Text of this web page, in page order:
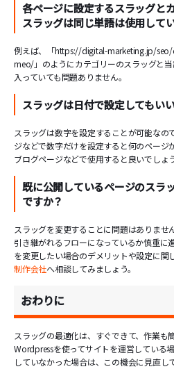
各ページに設定するスラッグと
スラッグは同じ単語は使用して
例えば、「https://digital-marketing.jp/
meo/」のようにカテゴリーのスラッグと
入っていても問題ありません。
スラッグは日付で設定してもい
スラッグは数字を設定することが可能なの
ジなどで数字だけを設定すると何のページ
ブログページなどで使用すると良いでしょう
既に公開しているページのスラ
ですか？
スラッグを変更することに問題はありませ
引き継がれるフローになっているか慎重に
を変更したい場合のデメリットや設定に関
制作会社へ相談してみましょう。
おわりに
スラッグの最適化は、すぐできて、作業も
Wordpressを使ってサイトを運営している
していなかった場合は、この機会に見直し